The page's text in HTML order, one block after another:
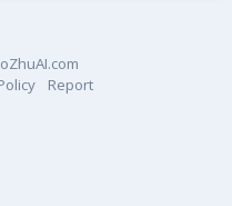
Report